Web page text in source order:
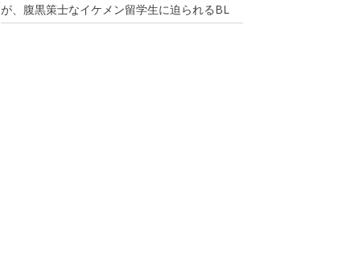
が、腹黒策士なイケメン留学生に迫られるBL